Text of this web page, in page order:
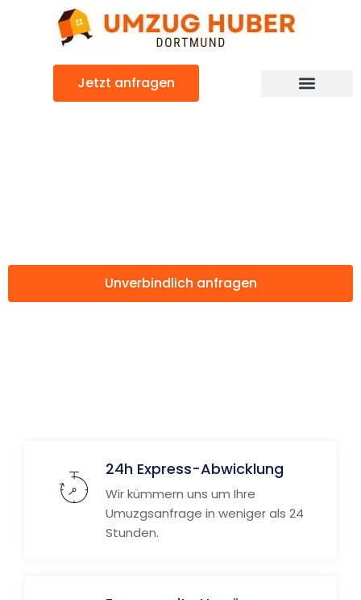
Jetzt anfragen
Unverbindlich anfragen
24h Express-Abwicklung
Wir kümmern uns um Ihre
Umuzgsanfrage in weniger als 24
Stunden.